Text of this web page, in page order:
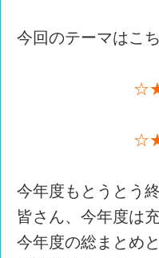
今回のテーマはこち
今年度もとうとう
皆さん、今年度は
今年度の総まとめ